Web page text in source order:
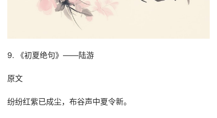
9. 《初夏绝句》——陆游
原文
纷纷红紫已成尘，布谷声中夏令新。